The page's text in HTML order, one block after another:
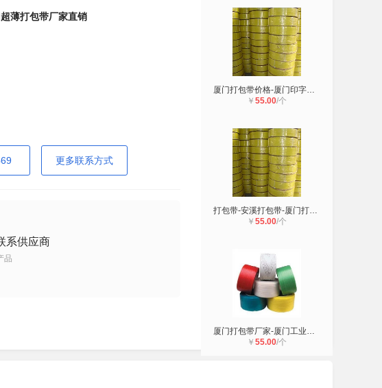
薄打包带厂家直销
更多联系方式
系供应商
品
厦门打包带价格-厦门印字打包带-厦门
￥ 55.00/个
打包带-安溪打包带-厦门打包带【隆发
￥ 55.00/个
厦门打包带厂家-厦门工业打包带厂家-
￥ 55.00/个